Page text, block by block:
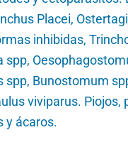
Placei,
inhibidas,
spp,
spp, Bunostomum
viviparus. Piojos,
y ácaros.